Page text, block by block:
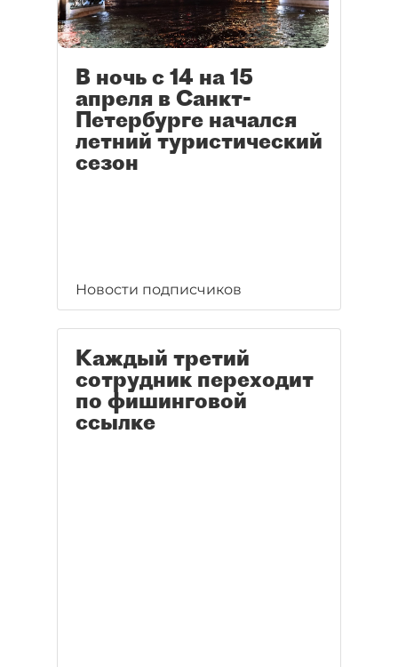
В ночь с 14 на 15
апреля в Санкт-
Петербурге начался
летний туристический
сезон
Новости подписчиков
Каждый третий
сотрудник переходит
по фишинговой
ссылке